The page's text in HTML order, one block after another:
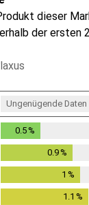
dieser
der ersten
Ungenügende Daten
0.5%
0.9%
1 %
1.1 %